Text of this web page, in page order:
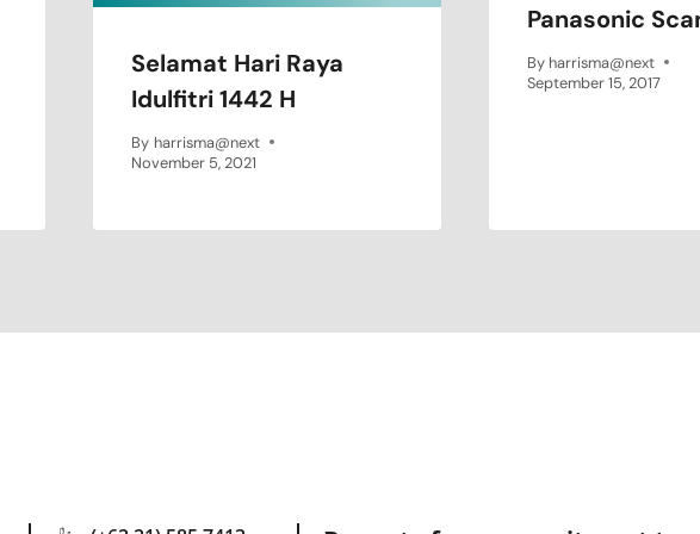
Selamat Hari Raya
Idulfitri 1442 H
By harrisma@next
November 5, 2021
Panasonic
By harrisma@next
September 15, 2017